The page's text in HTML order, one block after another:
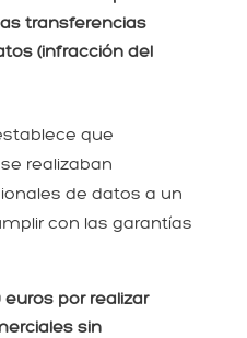
transferencias
(infracción del
que
realizaban
de datos a un
con las garantías
euros por realizar
sin